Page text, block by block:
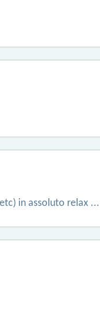
in assoluto relax